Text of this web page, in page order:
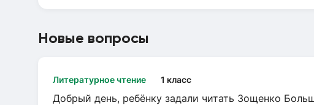
Новые вопросы
Литературное чтение 1 класс
Добрый день, ребёнку задали читать Зощенко